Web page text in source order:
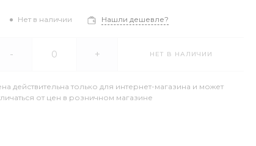
Нет в наличии Нашли дешевле?
- + НЕТ В НАЛИЧИИ
действительна только для интернет-магазина и может
от цен в розничном магазине